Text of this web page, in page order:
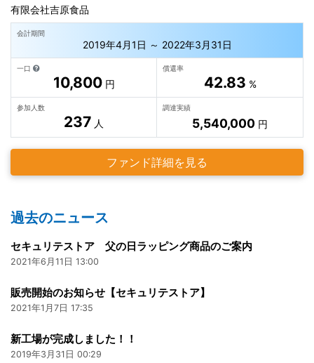
有限会社吉原食品
会計期間
2019年4月1日 ～ 2022年3月31日
一口
10,800円
償還率
42.83 %
参加人数
237 人
調達実績
5,540,000 円
ファンド詳細を見る
過去のニュース
セキュリテストア 父の日ラッピング商品のご案内
2021年6月11日 13:00
販売開始のお知らせ【セキュリテストア】
2021年1月7日 17:35
新工場が完成しました！！
2019年3月31日 00:29